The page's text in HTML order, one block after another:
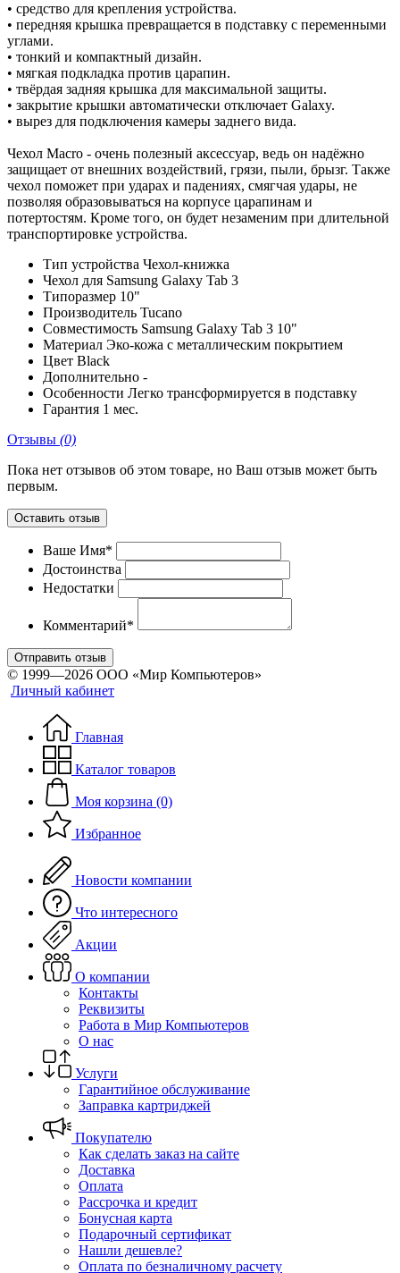
• средство для крепления устройства.
• передняя крышка превращается в подставку с переменными
углами.
• тонкий и компактный дизайн.
• мягкая подкладка против царапин.
• твёрдая задняя крышка для максимальной защиты.
• закрытие крышки автоматически отключает Galaxy.
• вырез для подключения камеры заднего вида.
Чехол Macro - очень полезный аксессуар, ведь он надёжно
защищает от внешних воздействий, грязи, пыли, брызг. Также
чехол поможет при ударах и падениях, смягчая удары, не
позволяя образовываться на корпусе царапинам и
потертостям. Кроме того, он будет незаменим при длительной
транспортировке устройства.
Тип устройства Чехол-книжка
Чехол для Samsung Galaxy Tab 3
Типоразмер 10"
Производитель Tucano
Совместимость Samsung Galaxy Tab 3 10"
Материал Эко-кожа с металлическим покрытием
Цвет Black
Дополнительно -
Особенности Легко трансформируется в подставку
Гарантия 1 мес.
Отзывы (0)
Пока нет отзывов об этом товаре, но Ваш отзыв может быть
первым.
Оставить отзыв
Ваше Имя*
Достоинства
Недостатки
Комментарий*
Отправить отзыв
© 1999—2026 ООО «Мир Компьютеров»
Личный кабинет
Главная
Каталог товаров
Моя корзина (0)
Избранное
Новости компании
Что интересного
Акции
О компании
Контакты
Реквизиты
Работа в Мир Компьютеров
О нас
Услуги
Гарантийное обслуживание
Заправка картриджей
Покупателю
Как сделать заказ на сайте
Доставка
Оплата
Рассрочка и кредит
Бонусная карта
Подарочный сертификат
Нашли дешевле?
Оплата по безналичному расчету